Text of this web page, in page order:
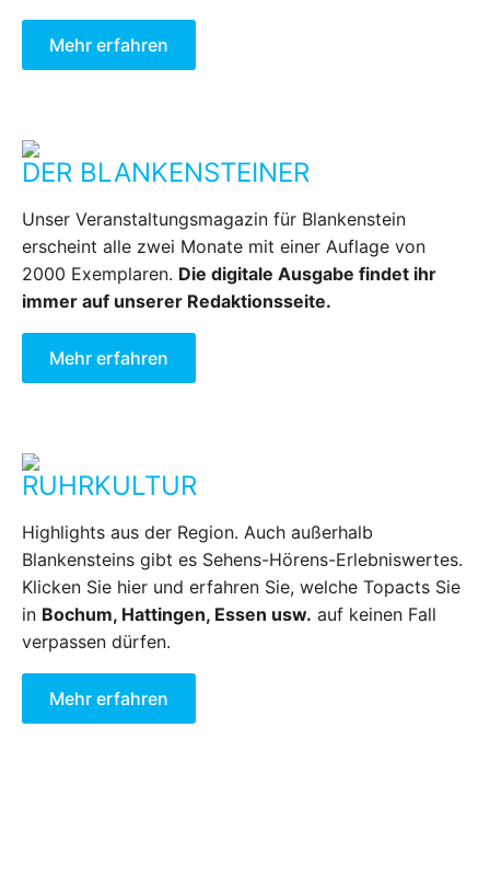
Mehr erfahren
DER BLANKENSTEINER
Unser Veranstaltungsmagazin für Blankenstein
erscheint alle zwei Monate mit einer Auflage von
2000 Exemplaren. Die digitale Ausgabe findet ihr
immer auf unserer Redaktionsseite.
Mehr erfahren
RUHRKULTUR
Highlights aus der Region. Auch außerhalb
Blankensteins gibt es Sehens-Hörens-Erlebniswertes.
Klicken Sie hier und erfahren Sie, welche Topacts Sie
in Bochum, Hattingen, Essen usw. auf keinen Fall
verpassen dürfen.
Mehr erfahren